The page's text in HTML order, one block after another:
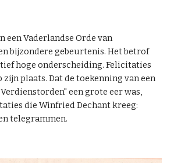
een Vaderlandse Orde van
bijzondere gebeurtenis. Het betrof
hoge onderscheiding. Felicitaties
zijn plaats. Dat de toekenning van een
een grote eer was,
die Winfried Dechant kreeg:
telegrammen.